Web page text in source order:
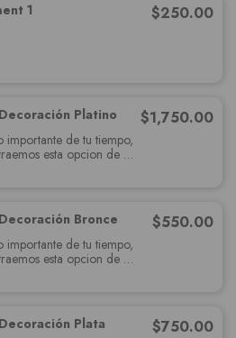
1 $250.00
Platino $1,750.00
importante de tu tiempo,
esta opcion de
Bronce
$550.00
importante de tu tiempo,
esta opcion de
Plata
$750.00